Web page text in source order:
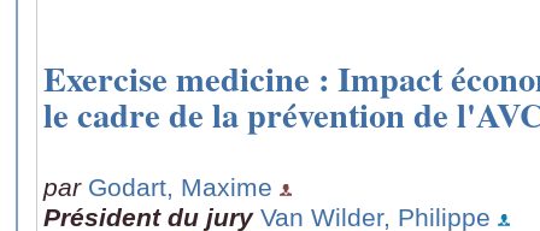
Exercise medicine : Impact
le cadre de la prévention de
par Godart, Maxime
Président du jury Van Wilder, Philippe